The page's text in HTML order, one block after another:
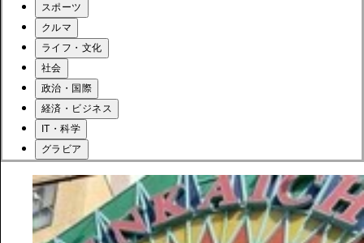
スポーツ
クルマ
ライフ・文化
社会
政治・国際
経済・ビジネス
IT・科学
グラビア